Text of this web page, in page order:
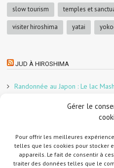
Gérer le
Pour offrir les meilleures
telles que les cookies pour stocker
appareils. Le fait de consentir à
traiter des données telles que le
slow tourism temples et
visiter hiroshima yatai
JUD À HIROSHIMA
Randonnée au Japon : Le lac
En direct sur Adobe France !
Un café et des cabanes dans la
Slow Tourism à Tomo-no-Ura
Slow tourism à Onomichi